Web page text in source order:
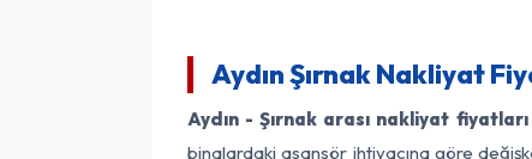
Aydın Şırnak Nakliyat
Aydın - Şırnak arası nakliyat fiyatları
binalardaki asansör ihtiyacına göre